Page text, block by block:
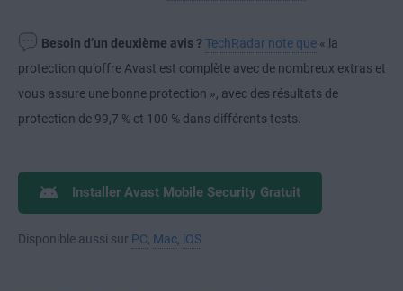
Besoin d’un deuxième avis ? TechRadar note que « la
protection qu’offre Avast est complète avec de nombreux extras et
vous assure une bonne protection », avec des résultats de
protection de 99,7 % et 100 % dans différents tests.
Installer Avast Mobile Security Gratuit
Disponible aussi sur PC, Mac, iOS